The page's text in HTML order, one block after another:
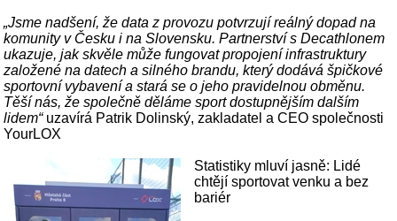
„Jsme nadšení, že data z provozu potvrzují reálný dopad na
komunity v Česku i na Slovensku. Partnerství s Decathlonem
ukazuje, jak skvěle může fungovat propojení infrastruktury
založené na datech a silného brandu, který dodává špičkové
sportovní vybavení a stará se o jeho pravidelnou obměnu.
Těší nás, že společně děláme sport dostupnějším dalším
lidem“ uzavírá Patrik Dolinský, zakladatel a CEO společnosti
YourLOX
Statistiky mluví jasně: Lidé
chtějí sportovat venku a bez
bariér